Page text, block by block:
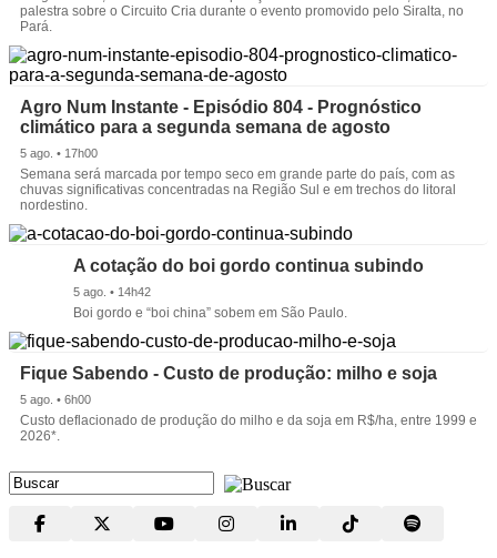
palestra sobre o Circuito Cria durante o evento promovido pelo Siralta, no
Pará.
Agro Num Instante - Episódio 804 - Prognóstico
climático para a segunda semana de agosto
5 ago. • 17h00
Semana será marcada por tempo seco em grande parte do país, com as
chuvas significativas concentradas na Região Sul e em trechos do litoral
nordestino.
A cotação do boi gordo continua subindo
5 ago. • 14h42
Boi gordo e “boi china” sobem em São Paulo.
Fique Sabendo - Custo de produção: milho e soja
5 ago. • 6h00
Custo deflacionado de produção do milho e da soja em R$/ha, entre 1999 e
2026*.